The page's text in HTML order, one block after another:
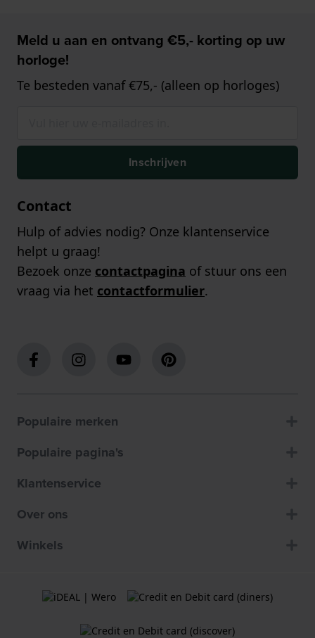
Meld u aan en ontvang €5,- korting op uw
horloge!
Te besteden vanaf €75,- (alleen op horloges)
Inschrijven
Contact
Hulp of advies nodig? Onze klantenservice
helpt u graag!
Bezoek onze contactpagina of stuur ons een
vraag via het contactformulier.
Populaire merken
Populaire pagina's
Klantenservice
Over ons
Winkels